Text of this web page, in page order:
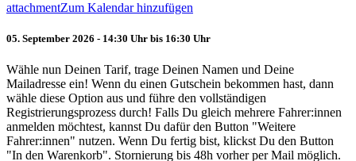
attachmentZum Kalendar hinzufügen
05. September 2026 - 14:30 Uhr bis 16:30 Uhr
Wähle nun Deinen Tarif, trage Deinen Namen und Deine
Mailadresse ein! Wenn du einen Gutschein bekommen hast, dann
wähle diese Option aus und führe den vollständigen
Registrierungsprozess durch! Falls Du gleich mehrere Fahrer:innen
anmelden möchtest, kannst Du dafür den Button "Weitere
Fahrer:innen" nutzen. Wenn Du fertig bist, klickst Du den Button
"In den Warenkorb". Stornierung bis 48h vorher per Mail möglich.